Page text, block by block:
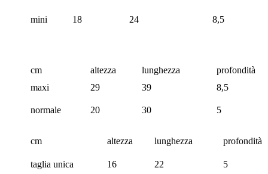
mini 18 24 8,5
cm altezza lunghezza
profondità
maxi
29 39 8,5
normale 20 30 5
cm altezza lunghezza profondità
taglia unica 16 22 5